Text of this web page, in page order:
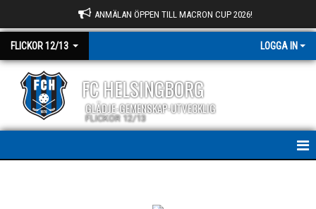
ANMÄLAN ÖPPEN TILL MACRON CUP 2026!
FLICKOR 12/13 LOGGA IN
FC HELSINGBORG
GLÄDJE-GEMENSKAP-UTVECKLIG
FLICKOR 12/13